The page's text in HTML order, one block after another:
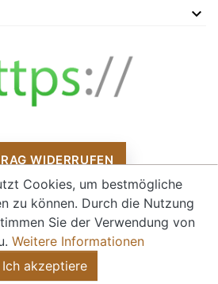
WIDERRUFEN
inklusive Mehrwertsteuer und zzgl.
Versandkosten
- tmms-verlag
Cookies, um bestmögliche
zu können. Durch die Nutzung
Sie der Verwendung von
Weitere Informationen
Ich akzeptiere